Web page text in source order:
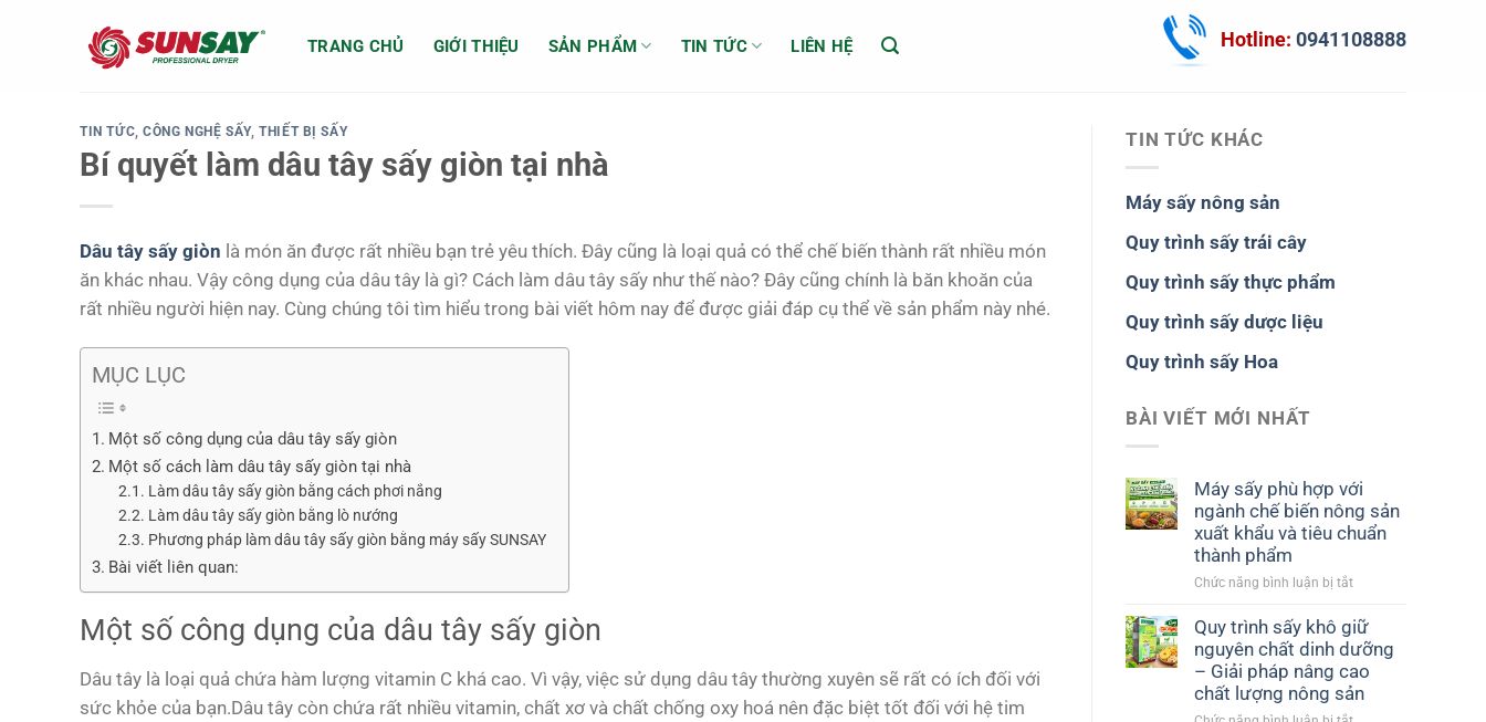
TRANG CHỦ GIỚI THIỆU SẢN PHẨM TIN TỨC LIÊN HỆ Hotline: 0941108888
TIN TỨC,CÔNG NGHỆ SẤY,THIẾT BỊ SẤY
Bí quyết làm dâu tây sấy giòn tại nhà
Dâu tây sấy giòn là món ăn được rất nhiều bạn trẻ yêu thích. Đây cũng là loại quả có thể chế biến thành rất nhiều món
ăn khác nhau. Vậy công dụng của dâu tây là gì? Cách làm dâu tây sấy như thế nào? Đây cũng chính là băn khoăn của
rất nhiều người hiện nay. Cùng chúng tôi tìm hiểu trong bài viết hôm nay để được giải đáp cụ thể về sản phẩm này nhé.
MỤC LỤC
Một số công dụng của dâu tây sấy giòn
Một số cách làm dâu tây sấy giòn tại nhà
Làm dâu tây sấy giòn bằng cách phơi nắng
Làm dâu tây sấy giòn bằng lò nướng
Phương pháp làm dâu tây sấy giòn bằng máy sấy SUNSAY
Bài viết liên quan:
Một số công dụng của dâu tây sấy giòn
Dâu tây là loại quả chứa hàm lượng vitamin C khá cao. Vì vậy, việc sử dụng dâu tây thường xuyên sẽ rất có ích đối với
sức khỏe của bạn.Dâu tây còn chứa rất nhiều vitamin, chất xơ và chất chống oxy hoá nên đặc biệt tốt đối với hệ tim
TIN TỨC KHÁC
Máy sấy nông sản
Quy trình sấy trái cây
Quy trình sấy thực phẩm
Quy trình sấy dược liệu
Quy trình sấy Hoa
BÀI VIẾT MỚI NHẤT
Máy sấy phù hợp với
ngành chế biến nông sản
xuất khẩu và tiêu chuẩn
thành phẩm
Chức năng bình luận bị tắtở
sấy
phù
với
ngành
Quy trình sấy khô giữ
nguyên chất dinh dưỡng
– Giải pháp nâng cao
chất lượng nông sản